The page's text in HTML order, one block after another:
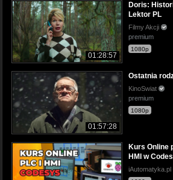
01:28:57
Doris:
Lektor PL
Filmy Akcji
premium
1080p
01:57:28
Ostatnia
KinoSwiat
premium
1080p
Kurs Online
HMI w
iAutomatyka.pl